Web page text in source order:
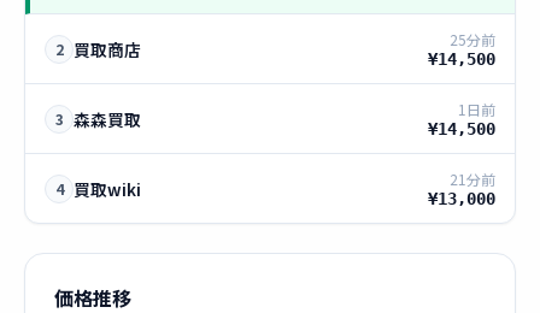
2 買取商店 25分前
¥14,500
3 森森買取 1日前
¥14,500
4 買取wiki 21分前
¥13,000
価格推移